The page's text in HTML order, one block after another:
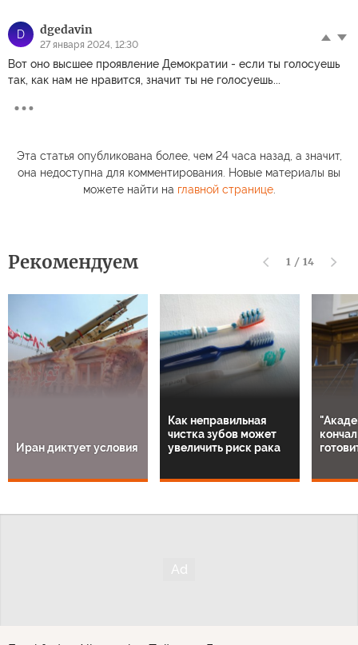
D dgedavin
27 января 2024, 12:30
Вот оно высшее проявление Демократии - если ты голосуешь
так, как нам не нравится, значит ты не голосуешь...
Эта статья опубликована более, чем 24 часа назад, а значит,
она недоступна для комментирования. Новые материалы вы
можете найти на главной странице.
Рекомендуем 1 / 14
Иран диктует условия
Как неправильная
чистка зубов может
увеличить риск рака